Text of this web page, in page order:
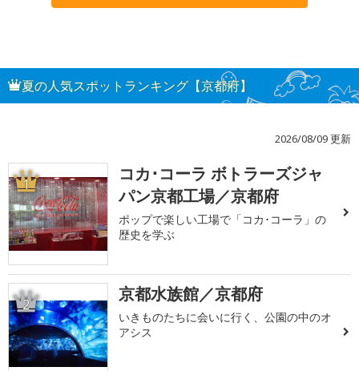
夏の人気スポットランキング【京都府】
2026/08/09 更新
1
コカ･コーラ ボトラーズジャ
パン京都工場／京都府
ポップで楽しい工場で「コカ･コーラ」の
歴史を学ぶ
2 京都水族館／京都府
いきものたちに会いに行く、公園の中のオ
アシス